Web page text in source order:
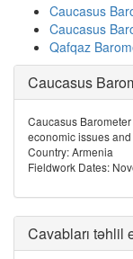
Caucasus
Caucasus
Qafqaz
Caucasus
Caucasus
economic issues
Country: Armenia
Fieldwork Dates:
Cavabları təhlil